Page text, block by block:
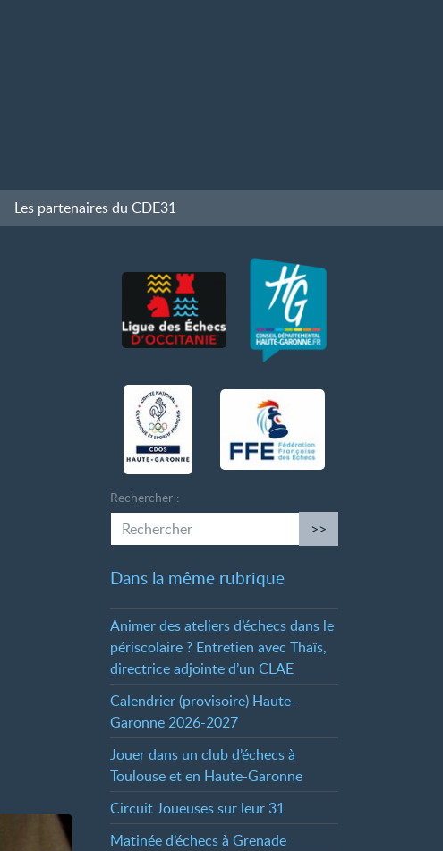
Les partenaires du CDE31
Rechercher :
>>
Dans la même rubrique
Animer des ateliers d’échecs dans le
périscolaire ? Entretien avec Thaïs,
directrice adjointe d’un CLAE
Calendrier (provisoire) Haute-
Garonne 2026-2027
Jouer dans un club d’échecs à
Toulouse et en Haute-Garonne
Circuit Joueuses sur leur 31
Matinée d’échecs à Grenade